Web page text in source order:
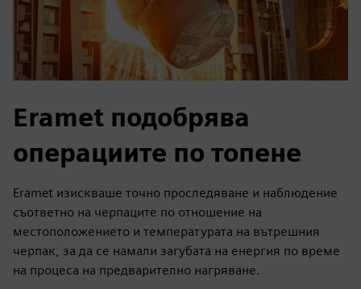
Eramet подобрява
операциите по топене
Eramet изискваше точно проследяване и наблюдение
съответно на черпаците по отношение на
местоположението и температурата на вътрешния
черпак, за да се намали загубата на енергия по време
на процеса на предварително нагряване.